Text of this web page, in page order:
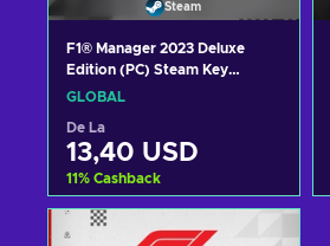
Steam
F1® Manager 2023 Deluxe
Edition (PC) Steam Key
GLOBAL
GLOBAL
De La
13,40 USD
11% Cashback
Adaugă în coș